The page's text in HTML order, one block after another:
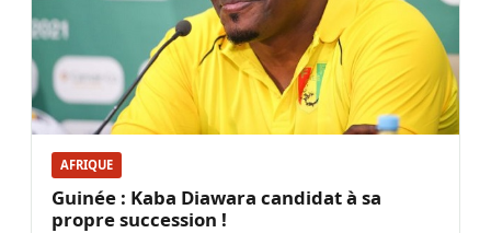
AFRIQUE
Guinée : Kaba Diawara candidat à sa
propre succession !